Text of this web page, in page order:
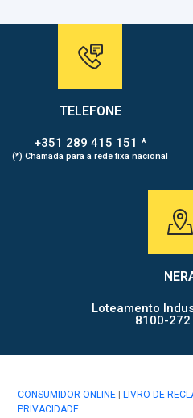
TELEFONE
+351 289 415 151 *
(*) Chamada para a rede fixa nacional
Loteamento
8100-272
CONSUMIDOR ONLINE LIVRO DE
PRIVACIDADE